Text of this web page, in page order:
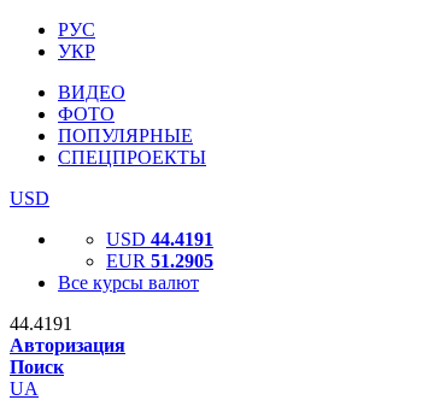
РУС
УКР
ВИДЕО
ФОТО
ПОПУЛЯРНЫЕ
СПЕЦПРОЕКТЫ
USD
USD 44.4191
EUR 51.2905
Все курсы валют
44.4191
Авторизация
Поиск
UA